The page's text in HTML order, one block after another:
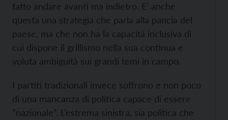
fatto andare avanti ma indietro. E’ anche
questa una strategia che parla alla pancia del
paese, ma che non ha la capacità inclusiva di
cui dispone il grillismo nella sua continua e
voluta ambiguità sui grandi temi in campo.
I partiti tradizionali invece soffrono e non poco
di una mancanza di politica capace di essere
“nazionale”. L’estrema sinistra, sia politica che